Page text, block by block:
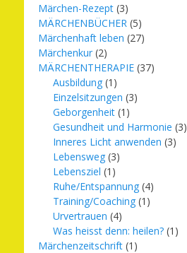
Märchen-Rezept (3)
MÄRCHENBÜCHER (5)
Märchenhaft leben (27)
Märchenkur (2)
MÄRCHENTHERAPIE (37)
Ausbildung (1)
Einzelsitzungen (3)
Geborgenheit (1)
Gesundheit und Harmonie (3)
Inneres Licht anwenden (3)
Lebensweg (3)
Lebensziel (1)
Ruhe/Entspannung (4)
Training/Coaching (1)
Urvertrauen (4)
Was heisst denn: heilen? (1)
Märchenzeitschrift (1)